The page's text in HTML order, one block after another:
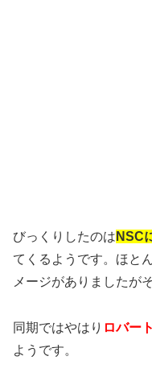
びっくりしたのは NSC
てくるようです。ほと
メージがありましたが
同期ではやはり ロバー
ようです。